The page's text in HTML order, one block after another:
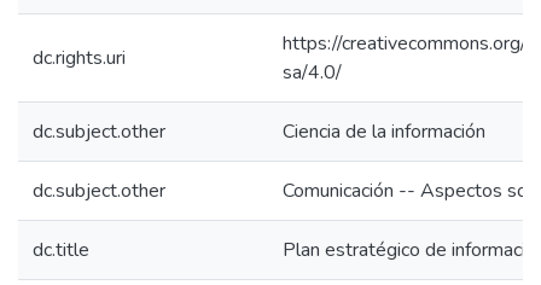
dc.rights.uri
https://creativecommons.org/
sa/4.0/
dc.subject.other Ciencia de la información
dc.subject.other Comunicación -- Aspectos
dc.title Plan estratégico de